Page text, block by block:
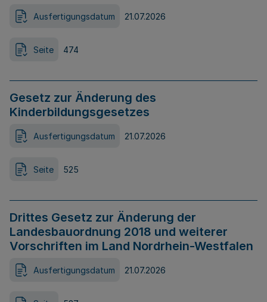
Ausfertigungsdatum 21.07.2026
Seite 474
Gesetz zur Änderung des
Kinderbildungsgesetzes
Ausfertigungsdatum 21.07.2026
Seite 525
Drittes Gesetz zur Änderung der
Landesbauordnung 2018 und weiterer
Vorschriften im Land Nordrhein-Westfalen
Ausfertigungsdatum 21.07.2026